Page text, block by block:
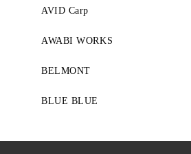
AVID Carp
AWABI WORKS
BELMONT
BLUE BLUE